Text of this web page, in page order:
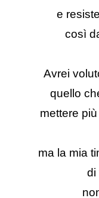
e
così
Avrei
quello
mettere
ma la mia
di